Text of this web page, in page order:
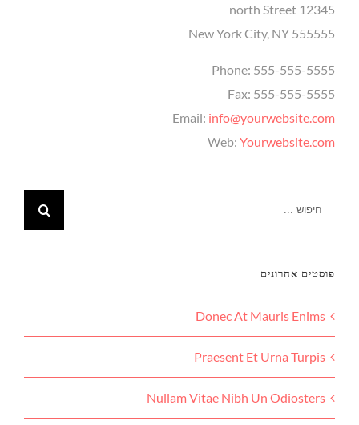
12345 north Street
New York City, NY 555555
Phone: 555-555-5555
Fax: 555-555-5555
Email: info@yourwebsite.com
Web: Yourwebsite.com
פוסטים אחרונים
Donec At Mauris Enims
Praesent Et Urna Turpis
Nullam Vitae Nibh Un Odiosters